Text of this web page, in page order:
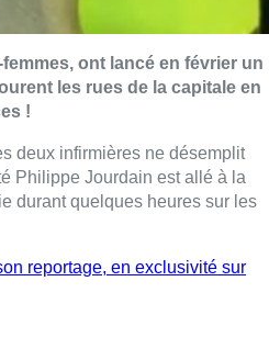
ont lancé en février un
les rues de la capitale en
!
deux infirmières ne désemplit
Philippe Jourdain est allé à la
durant quelques heures sur les
reportage, en exclusivité sur